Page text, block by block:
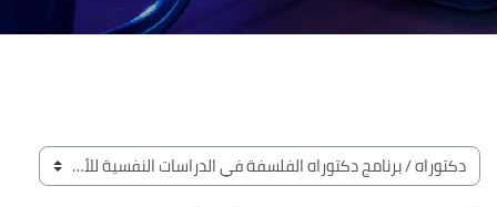
الكتل
تصنيفات المقررات